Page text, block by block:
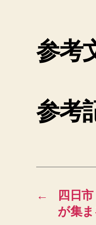
参考
参考
←
四日
が集ま